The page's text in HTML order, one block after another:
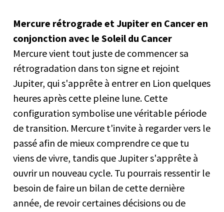
Mercure rétrograde et Jupiter en Cancer en
conjonction avec le Soleil du Cancer
Mercure vient tout juste de commencer sa
rétrogradation dans ton signe et rejoint
Jupiter, qui s'apprête à entrer en Lion quelques
heures après cette pleine lune. Cette
configuration symbolise une véritable période
de transition. Mercure t'invite à regarder vers le
passé afin de mieux comprendre ce que tu
viens de vivre, tandis que Jupiter s'apprête à
ouvrir un nouveau cycle. Tu pourrais ressentir le
besoin de faire un bilan de cette dernière
année, de revoir certaines décisions ou de